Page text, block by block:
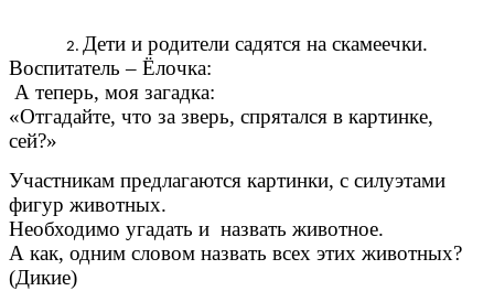
Дети и родители садятся на скамеечки.
Воспитатель – Ёлочка:
А теперь, моя загадка:
«Отгадайте, что за зверь, спрятался в картинке,
сей?»
Участникам предлагаются картинки, с силуэтами
фигур животных.
Необходимо угадать и назвать животное.
А как, одним словом назвать всех этих животных?
(Дикие)